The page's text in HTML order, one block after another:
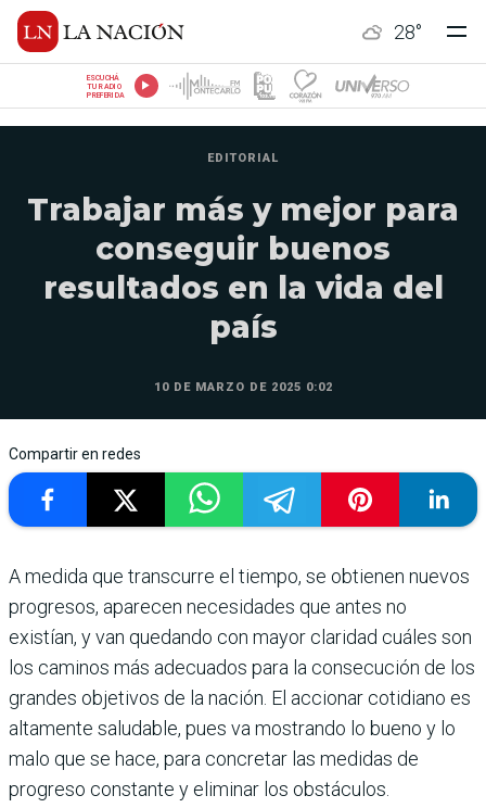
28°
ESCUCHÁ
TU RADIO
PREFERIDA
EDITORIAL
Trabajar más y mejor para
conseguir buenos
resultados en la vida del
país
10 DE MARZO DE 2025 0:02
Compartir en redes
A medida que transcurre el tiempo, se obtienen nuevos
pro­gresos, aparecen necesidades que antes no
existían, y van que­dando con mayor claridad cuáles son
los caminos más adecuados para la consecu­ción de los
grandes objetivos de la nación. El accionar cotidiano es
altamente salu­dable, pues va mostrando lo bueno y lo
malo que se hace, para concretar las medi­das de
progreso constante y eliminar los obstáculos.